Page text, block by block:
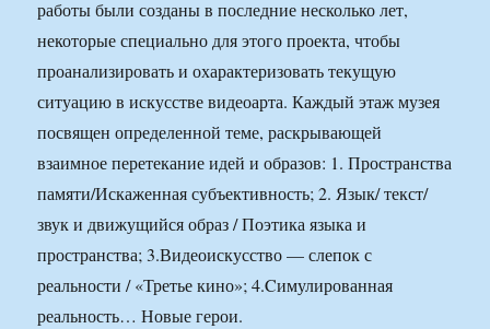
работы были созданы в последние несколько лет,
некоторые специально для этого проекта, чтобы
проанализировать и охарактеризовать текущую
ситуацию в искусстве видеоарта. Каждый этаж музея
посвящен определенной теме, раскрывающей
взаимное перетекание идей и образов: 1. Пространства
памяти/Искаженная субъективность; 2. Язык/ текст/
звук и движущийся образ / Поэтика языка и
пространства; 3.Видеоискусство — слепок с
реальности / «Третье кино»; 4.Cимулированная
реальность… Новые герои.